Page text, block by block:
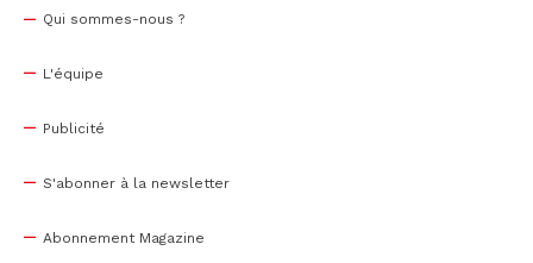
Qui sommes-nous ?
L'équipe
Publicité
S'abonner à la newsletter
Abonnement Magazine